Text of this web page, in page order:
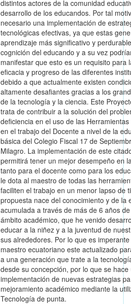
distintos actores de la comunidad
desarrollo de los educandos. Por tal
necesario una implementación de
tecnológicas efectivas, ya que estas
aprendizaje más significativo y
cognición del educando y a su vez
manifestar que esto es un requisito para
eficacia y progreso de las diferentes
debido a que actualmente existen
altamente desafiantes gracias a los
de la tecnología y la ciencia. Este
trata de contribuir a la solución del
deficiencia en el uso de las
en el trabajo del Docente a nivel de la
básica del Colegio Fiscal 17 de
Milagro. La implementación de este
permitirá tener un mejor desempeño en
tanto para el docente como para los
le dota al maestro de todas las
faciliten el trabajo en un menor lapso de
propuesta nace del conocimiento y de la
acumulada a través de más de 6 años
ámbito académico, que he venido
educar a la niñez y a la juventud de
sus alrededores. Por lo que es
maestro ecuatoriano este actualizado
a una generación que trate a la
desde su concepción, por lo que se
implementación de nuevas estrategias
mejoramiento académico mediante la
Tecnología de punta.